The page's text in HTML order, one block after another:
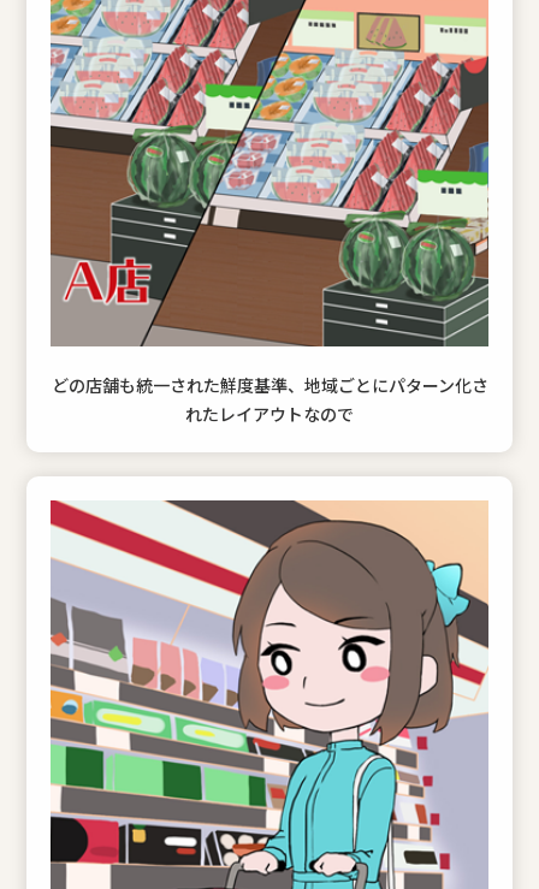
どの店舗も統一された鮮度基準、地域ごとにパターン化さ
れたレイアウトなので